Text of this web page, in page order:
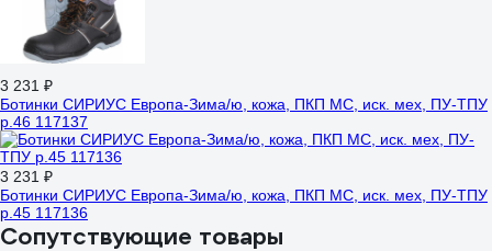
3 231 ₽
Ботинки СИРИУС Европа-Зима/ю, кожа, ПКП МС, иск. мех, ПУ-ТПУ
р.46 117137
3 231 ₽
Ботинки СИРИУС Европа-Зима/ю, кожа, ПКП МС, иск. мех, ПУ-ТПУ
р.45 117136
Сопутствующие товары